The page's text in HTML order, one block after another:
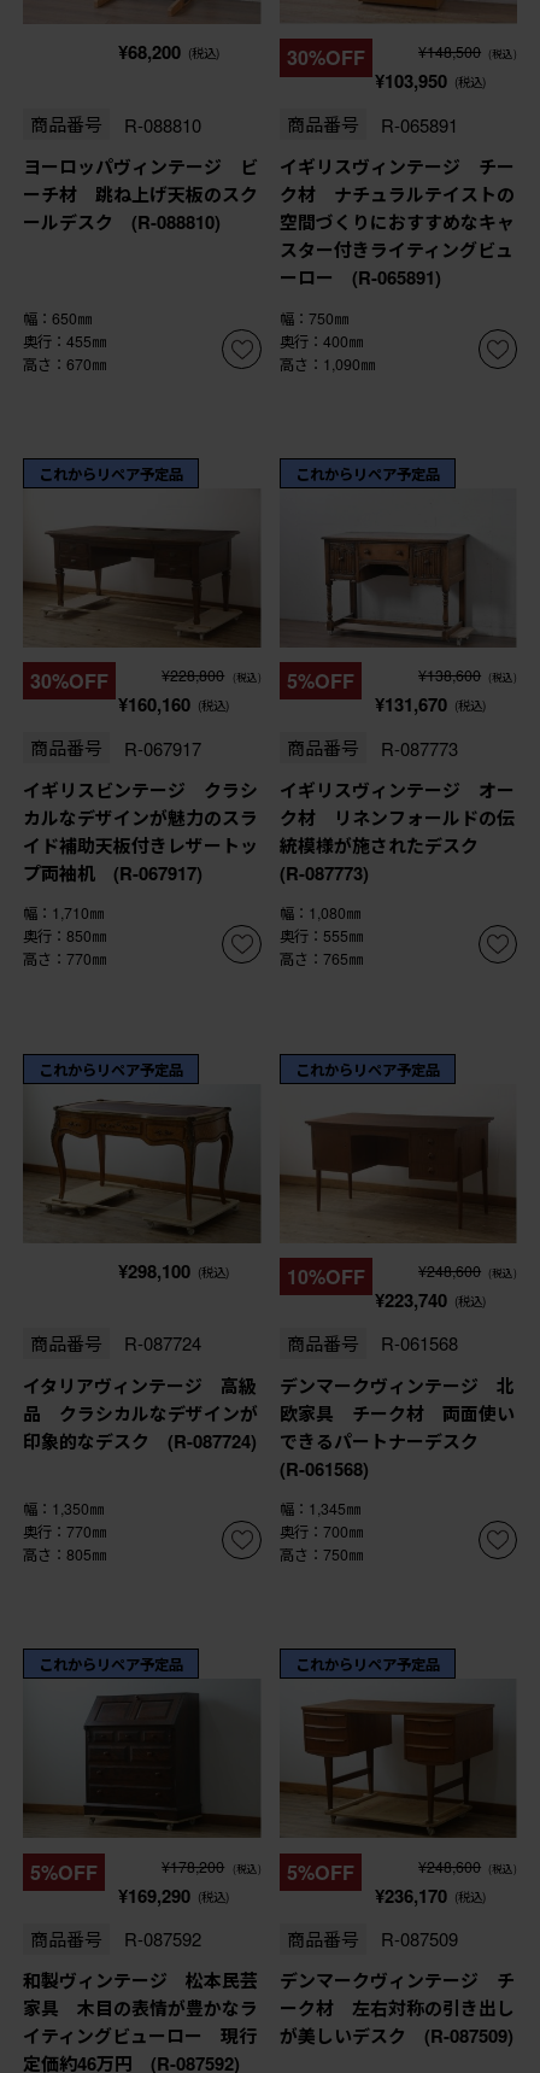
¥68,200 (税込)
商品番号 R-088810
ヨーロッパヴィンテージ ビ
ーチ材 跳ね上げ天板のスク
ールデスク (R-088810)
幅：650㎜
奥行：455㎜
高さ：670㎜
30%OFF ¥148,500 (税込)
¥103,950 (税込)
商品番号 R-065891
イギリスヴィンテージ チー
ク材 ナチュラルテイストの
空間づくりにおすすめなキャ
スター付きライティングビュ
ーロー (R-065891)
幅：750㎜
奥行：400㎜
高さ：1,090㎜
これからリペア予定品
30%OFF ¥228,800 (税込)
¥160,160 (税込)
商品番号 R-067917
イギリスビンテージ クラシ
カルなデザインが魅力のスラ
イド補助天板付きレザートッ
プ両袖机 (R-067917)
幅：1,710㎜
奥行：850㎜
高さ：770㎜
これからリペア予定品
5%OFF ¥138,600 (税込)
¥131,670 (税込)
商品番号 R-087773
イギリスヴィンテージ オー
ク材 リネンフォールドの伝
統模様が施されたデスク
(R-087773)
幅：1,080㎜
奥行：555㎜
高さ：765㎜
これからリペア予定品
¥298,100 (税込)
商品番号 R-087724
イタリアヴィンテージ 高級
品 クラシカルなデザインが
印象的なデスク (R-087724)
幅：1,350㎜
奥行：770㎜
高さ：805㎜
これからリペア予定品
10%OFF ¥248,600 (税込)
¥223,740 (税込)
商品番号 R-061568
デンマークヴィンテージ 北
欧家具 チーク材 両面使い
できるパートナーデスク
(R-061568)
幅：1,345㎜
奥行：700㎜
高さ：750㎜
これからリペア予定品
5%OFF ¥178,200 (税込)
¥169,290 (税込)
商品番号 R-087592
和製ヴィンテージ 松本民芸
家具 木目の表情が豊かなラ
イティングビューロー 現行
定価約46万円 (R-087592)
これからリペア予定品
5%OFF ¥248,600 (税込)
¥236,170 (税込)
商品番号 R-087509
デンマークヴィンテージ チ
ーク材 左右対称の引き出し
が美しいデスク (R-087509)